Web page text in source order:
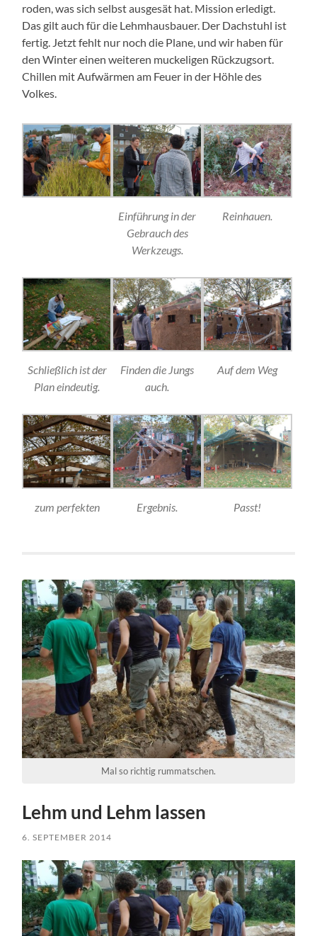
roden, was sich selbst ausgesät hat. Mission erledigt.
Das gilt auch für die Lehmhausbauer. Der Dachstuhl ist
fertig. Jetzt fehlt nur noch die Plane, und wir haben für
den Winter einen weiteren muckeligen Rückzugsort.
Chillen mit Aufwärmen am Feuer in der Höhle des
Volkes.
Einführung in der
Gebrauch des
Werkzeugs.
Reinhauen.
Schließlich ist der
Plan eindeutig.
Finden die Jungs
auch.
Auf dem Weg
zum perfekten Ergebnis. Passt!
Mal so richtig rummatschen.
Lehm und Lehm lassen
6. SEPTEMBER 2014